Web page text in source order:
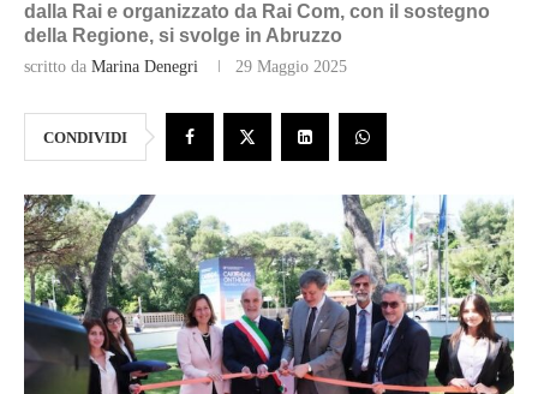
dalla Rai e organizzato da Rai Com, con il sostegno
della Regione, si svolge in Abruzzo
scritto da Marina Denegri 29 Maggio 2025
CONDIVIDI